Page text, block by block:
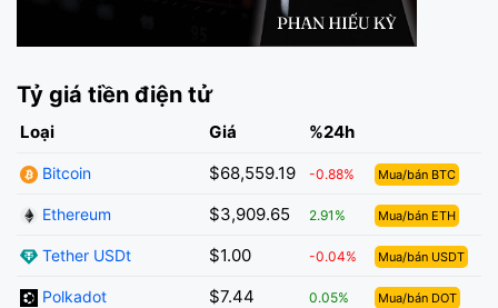
Tỷ giá tiền điện tử
Loại Giá %24h
Bitcoin $68,559.19 -0.88% Mua/bán BTC
Ethereum $3,909.65 2.91% Mua/bán ETH
Tether USDt $1.00 -0.04% Mua/bán USDT
Polkadot $7.44 0.05% Mua/bán DOT